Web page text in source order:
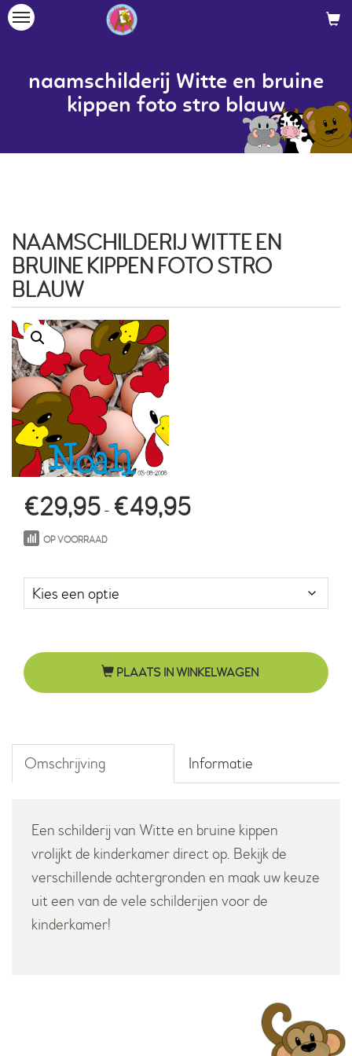
Toggle
naamschilderij Witte en bruine
kippen foto stro blauw
NAAMSCHILDERIJ WITTE EN
BRUINE KIPPEN FOTO STRO
BLAUW
€29,95 - €49,95
OP VOORRAAD
PLAATS IN WINKELWAGEN
Omschrijving Informatie
Een schilderij van Witte en bruine kippen
vrolijkt de kinderkamer direct op. Bekijk de
verschillende achtergronden en maak uw keuze
uit een van de vele schilderijen voor de
kinderkamer!